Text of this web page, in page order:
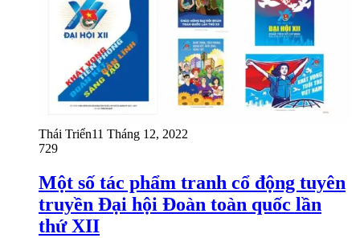
Thái Triển11 Tháng 12, 2022
729
Một số tác phẩm tranh cổ động tuyên
truyền Đại hội Đoàn toàn quốc lần
thứ XII